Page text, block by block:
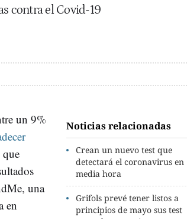
contra el Covid-19
Noticias relacionadas
Crean un nuevo test que
detectará el coronavirus en
media hora
Grifols prevé tener listos a
principios de mayo sus test
un 9%
que
una
en